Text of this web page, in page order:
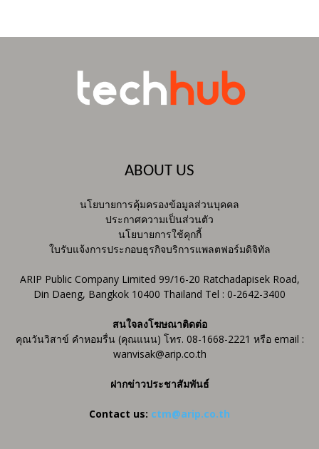
ABOUT US
นโยบายการคุ้มครองข้อมูลส่วนบุคคล
ประกาศความเป็นส่วนตัว
นโยบายการใช้คุกกี้
ใบรับแจ้งการประกอบธุรกิจบริการแพลตฟอร์มดิจิทัล
ARIP Public Company Limited 99/16-20 Ratchadapisek Road,
Din Daeng, Bangkok 10400 Thailand Tel : 0-2642-3400
สนใจลงโฆษณาติดต่อ
คุณวันวิสาข์ คำหอมรื่น (คุณแนน) โทร. 08-1668-2221 หรือ email :
wanvisak@arip.co.th
ฝากข่าวประชาสัมพันธ์
Contact us: ctm@arip.co.th